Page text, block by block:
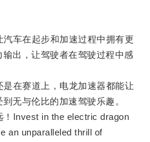
车在起步和加速过程中拥有更
出，让驾驶者在驾驶过程中感
在赛道上，电龙加速器都能让
无与伦比的加速驾驶乐趣。
Invest in the electric dragon
an unparalleled thrill of